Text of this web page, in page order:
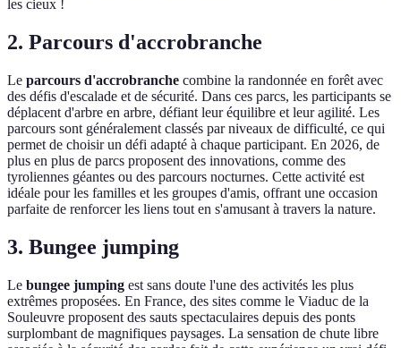
les cieux !
2. Parcours d'accrobranche
Le parcours d'accrobranche combine la randonnée en forêt avec
des défis d'escalade et de sécurité. Dans ces parcs, les participants se
déplacent d'arbre en arbre, défiant leur équilibre et leur agilité. Les
parcours sont généralement classés par niveaux de difficulté, ce qui
permet de choisir un défi adapté à chaque participant. En 2026, de
plus en plus de parcs proposent des innovations, comme des
tyroliennes géantes ou des parcours nocturnes. Cette activité est
idéale pour les familles et les groupes d'amis, offrant une occasion
parfaite de renforcer les liens tout en s'amusant à travers la nature.
3. Bungee jumping
Le bungee jumping est sans doute l'une des activités les plus
extrêmes proposées. En France, des sites comme le Viaduc de la
Souleuvre proposent des sauts spectaculaires depuis des ponts
surplombant de magnifiques paysages. La sensation de chute libre